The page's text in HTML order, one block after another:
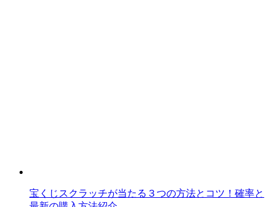
宝くじスクラッチが当たる３つの方法とコツ！確率と